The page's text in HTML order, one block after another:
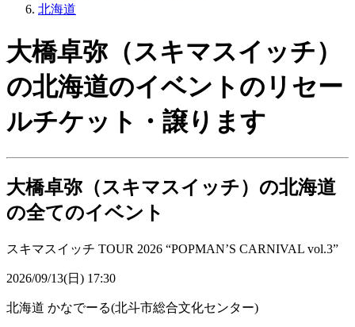
北海道
大橋卓弥（スキマスイッチ）
の北海道のイベントのリセー
ルチケット・譲ります
大橋卓弥（スキマスイッチ）の北海道
の全てのイベント
スキマスイッチ TOUR 2026 “POPMAN’S CARNIVAL vol.3”
2026/09/13(日) 17:30
北海道 かなでーる(北斗市総合文化センター)